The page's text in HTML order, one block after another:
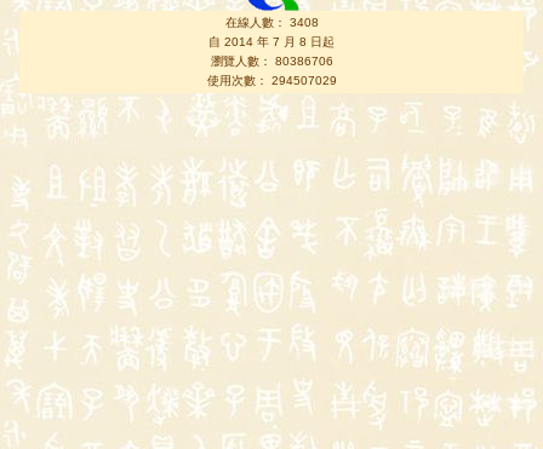
在線人數： 3408
自 2014 年 7 月 8 日起
瀏覽人數： 80386706
使用次數： 294507029